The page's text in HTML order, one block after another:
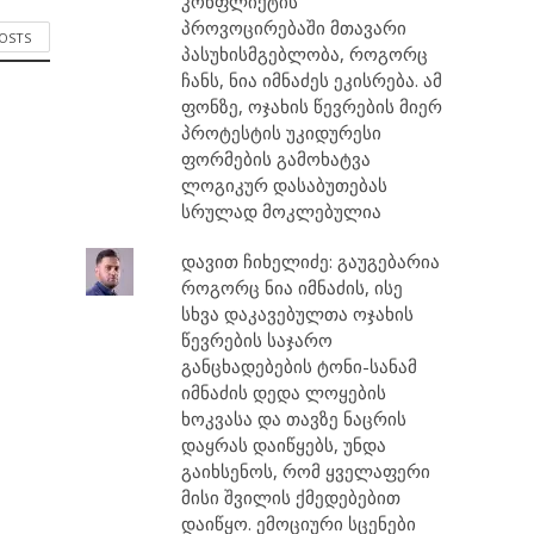
პროვოცირებაში მთავარი
პასუხისმგებლობა, როგორც
ჩანს, ნია იმნაძეს ეკისრება. ამ
ფონზე, ოჯახის წევრების მიერ
პროტესტის უკიდურესი
ფორმების გამოხატვა
ლოგიკურ დასაბუთებას
სრულად მოკლებულია
დავით ჩიხელიძე: გაუგებარია
როგორც ნია იმნაძის, ისე
სხვა დაკავებულთა ოჯახის
წევრების საჯარო
განცხადებების ტონი-სანამ
იმნაძის დედა ლოყების
ხოკვასა და თავზე ნაცრის
დაყრას დაიწყებს, უნდა
გაიხსენოს, რომ ყველაფერი
მისი შვილის ქმედებებით
დაიწყო. ემოციური სცენები